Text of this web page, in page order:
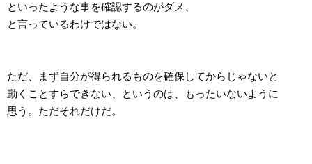
といったような事を確認するのがダメ、
と言っているわけではない。
ただ、まず自分が得られるものを確保してからじゃないと
動くことすらできない、というのは、もったいないように
思う。ただそれだけだ。